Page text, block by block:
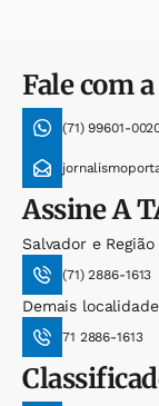
Fale com
(71) 99601-
AssineA
Salvador e
(71) 2886-1613
Demais
71 2886-1613